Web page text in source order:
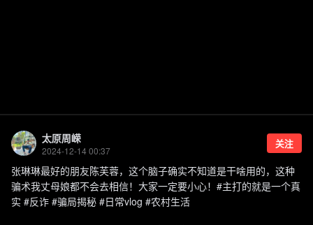
太原周嵘
2024-12-14 00:37
关注
张琳琳最好的朋友陈芙蓉，这个脑子确实不知道是干啥用的，这种
骗术我丈母娘都不会去相信！大家一定要小心！#主打的就是一个真
实 #反诈 #骗局揭秘 #日常vlog #农村生活